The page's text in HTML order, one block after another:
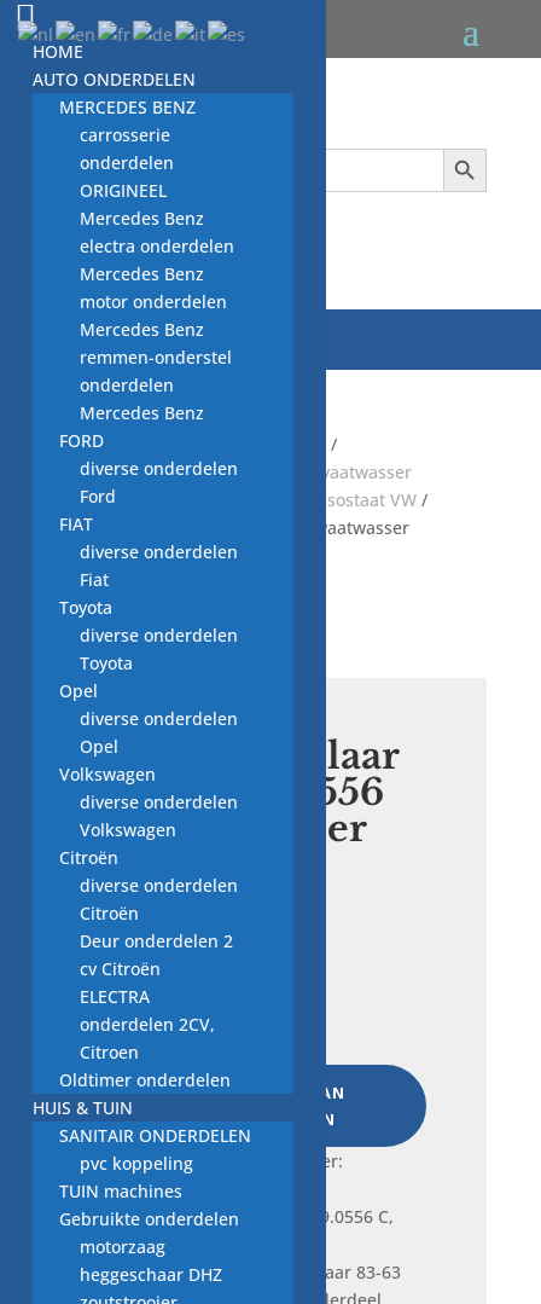
Zoek
naar:
Zoekknop
Start/
/
VAATWASMACHINE/GEBRUIKTE vaatwasser
onderdelen
niveauregelaar pressostaat VW/
niveauregelaar 83-63 39.0556 C, vaatwasser
onderdeel
niveauregelaar
83-63 39.0556
C, vaatwasser
onderdeel
€10,00
niveauregelaar
83-
63
39.0556
C,
vaatwasser
onderdeel
aantal
TOEVOEGEN AAN
WINKELWAGEN
Frequently bought together:
Je bekijkt nu:
niveauregelaar 83-63
HOME
AUTO ONDERDELEN
MERCEDES BENZ
carrosserie
onderdelen
ORIGINEEL
Mercedes Benz
electra onderdelen
Mercedes Benz
motor onderdelen
Mercedes Benz
remmen-onderstel
onderdelen
Mercedes Benz
FORD
diverse onderdelen
Ford
FIAT
diverse onderdelen
Fiat
Toyota
diverse onderdelen
Toyota
Opel
diverse onderdelen
Opel
Volkswagen
diverse onderdelen
Volkswagen
Citroën
diverse onderdelen
Citroën
Deur onderdelen 2
cv Citroën
ELECTRA
onderdelen 2CV,
Citroen
Oldtimer onderdelen
HUIS & TUIN
SANITAIR ONDERDELEN
pvc koppeling
TUIN machines
Gebruikte onderdelen
motorzaag
heggeschaar DHZ